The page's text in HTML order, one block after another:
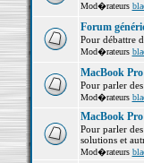
Mod�rateurs
Forum
Pour débattre
Mod�rateurs
MacBook
Pour parler
Mod�rateurs
MacBook
Pour parler
solutions et
Mod�rateurs